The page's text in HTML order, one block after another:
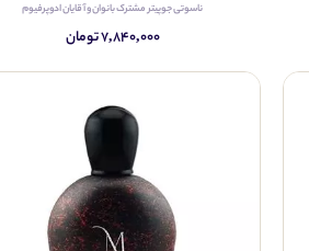
ناسوتی جوپیتر مشترک بانوان و آقایان ادوپرفیوم
۷,۸۴۰,۰۰۰ تومان